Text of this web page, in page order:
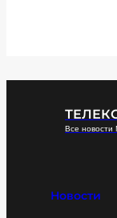
Все новости
Новости